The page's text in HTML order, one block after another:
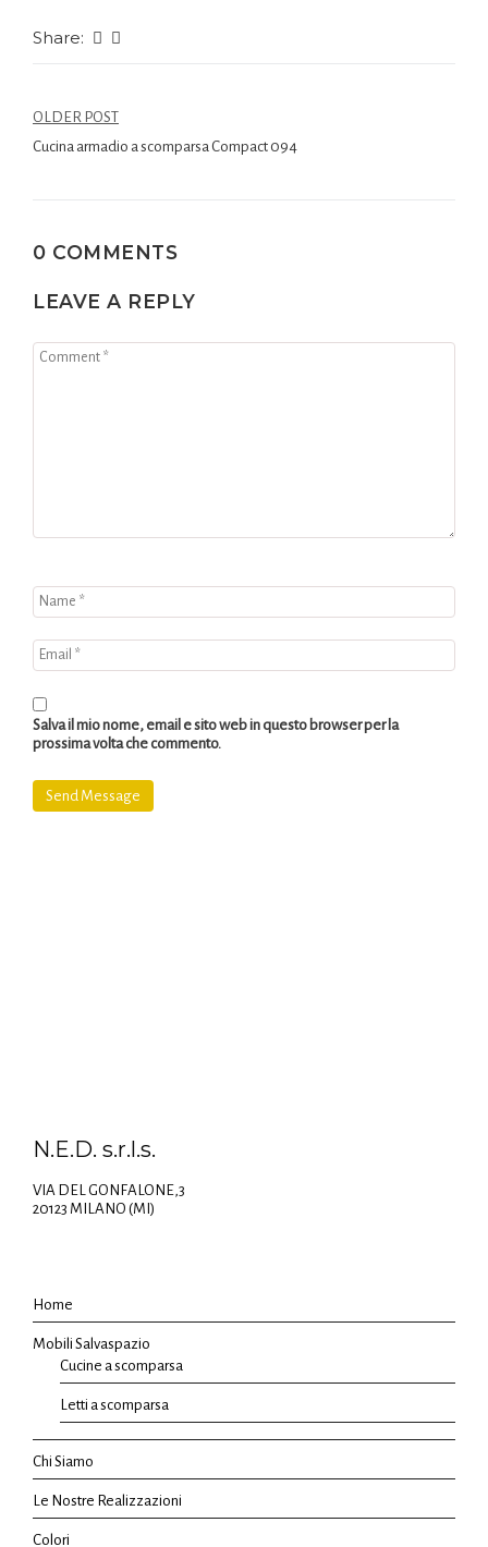
Share:
OLDER POST
Cucina armadio a scomparsa Compact 094
0 COMMENTS
LEAVE A REPLY
Salva il mio nome, email e sito web in questo browser per la
prossima volta che commento.
N.E.D. s.r.l.s.
VIA DEL GONFALONE,3
20123 MILANO (MI)
Home
Mobili Salvaspazio
Cucine a scomparsa
Letti a scomparsa
Chi Siamo
Le Nostre Realizzazioni
Colori